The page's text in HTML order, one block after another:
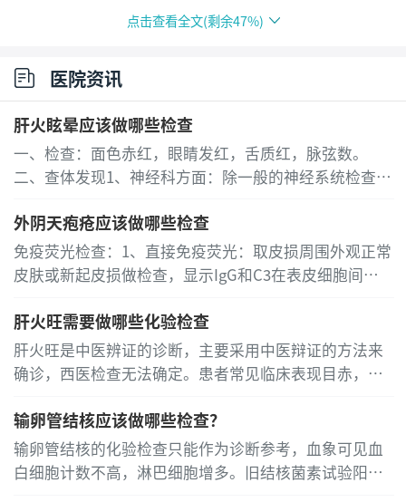
前列腺直肠指诊检查：前列腺可呈饱满、不对称、
质软、质韧、质硬、结节、触痛、压痛等改变。按摩时
二、其他检查
1、前列腺活组织检查：可经会阴或尿道镜穿刺取前
列腺组织活检。一般仅用于需与前列腺癌相鉴别诊断
时。
2、计算机体层成像（CT）检查：CT在诊断慢性非
细菌性前列腺炎时并不敏感，但当慢性非细菌性前列腺
炎需与前列腺增生、前列腺囊肿、前列腺结核、前列腺
3、磁共振成像（MRI）检查：MRI与CT一样，对慢
性非细菌性前列腺炎的诊断并不敏感，仅在与其他疾病
作鉴别诊断时使用。
4、尿流动力学检查：对疑有下尿路梗阻时可行本检
查。
点击查看全文(剩余47%)
医院资讯
肝火眩晕应该做哪些检查
一、检查：面色赤红，眼睛发红，舌质红，脉弦数。
二、查体发现1、神经科方面：除一般的神经系统检查
碍、眼底水肿及颅内压增高征
外阴天疱疮应该做哪些检查
免疫荧光检查：1、直接免疫荧光：取皮损周围外观正常
皮肤或新起皮损做检查，显示IgG和C3在表皮细胞间呈
～95％，活动性病变者可达100％，少数抗体可为IgM，
IgA...[详细]
肝火旺需要做哪些化验检查
肝火旺是中医辨证的诊断，主要采用中医辩证的方法来
确诊，西医检查无法确定。患者常见临床表现目赤，易
细]
输卵管结核应该做哪些检查？
输卵管结核的化验检查只能作为诊断参考，血象可见血
白细胞计数不高，淋巴细胞增多。旧结核菌素试验阳性